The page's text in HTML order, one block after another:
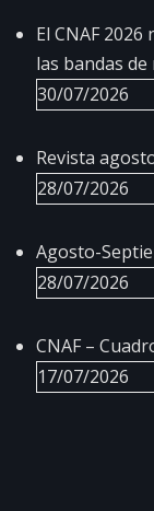
El CNAF
las bandas
30/07/2026
Revista
28/07/2026
Agosto-
28/07/2026
CNAF –
17/07/2026